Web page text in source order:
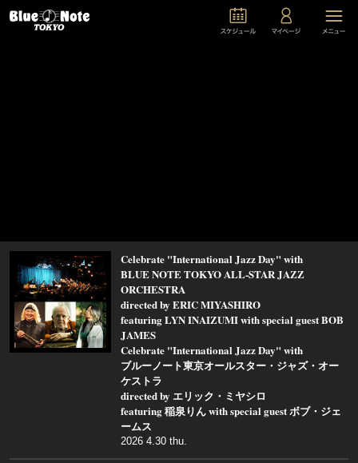
Celebrate "International Jazz Day" with
BLUE NOTE TOKYO ALL-STAR JAZZ
ORCHESTRA
directed by ERIC MIYASHIRO
featuring LYN INAIZUMI with special guest BOB
JAMES
Celebrate "International Jazz Day" with
ブルーノート東京オールスター・ジャズ・オー
ケストラ
directed by エリック・ミヤシロ
featuring 稲泉りん with special guest ボブ・ジェ
ームス
2026 4.30 thu.